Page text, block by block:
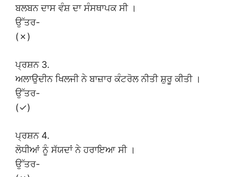
ਬਲਬਨ ਦਾਸ ਵੰਸ਼ ਦਾ ਸੰਸਥਾਪਕ ਸੀ ।
ਉੱਤਰ-
(✗)
ਪ੍ਰਸ਼ਨ 3.
ਅਲਾਉਦੀਨ ਖਿਲਜੀ ਨੇ ਬਾਜ਼ਾਰ ਕੰਟਰੋਲ ਨੀਤੀ ਸ਼ੁਰੂ ਕੀਤੀ ।
ਉੱਤਰ-
(✓)
ਪ੍ਰਸ਼ਨ 4.
ਲੋਧੀਆਂ ਨੂੰ ਸੱਯਦਾਂ ਨੇ ਹਰਾਇਆ ਸੀ ।
ਉੱਤਰ-